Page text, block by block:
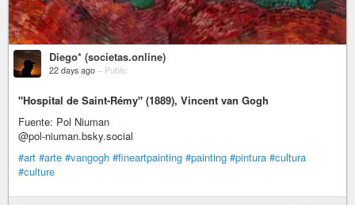
Diego* (societas.online)
22 days ago – Public
"Hospital de Saint-Rémy" (1889), Vincent van Gogh
Fuente: Pol Niuman
@pol-niuman.bsky.social
#art #arte #vangogh #fineartpainting #painting #pintura #cultura
#culture